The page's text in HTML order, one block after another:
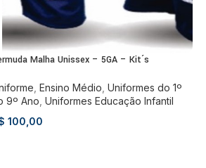
Malha Unissex – 5GA – Kit´s
Ensino Médio Uniformes do 1º
9º Ano Uniformes Educação Infantil
100,00